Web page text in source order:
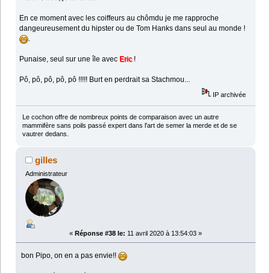
En ce moment avec les coiffeurs au chômdu je me rapproche
dangeureusement du hipster ou de Tom Hanks dans seul au monde !
.
Punaise, seul sur une île avec Eric!
Pô, pô, pô, pô, pô !!!!! Burt en perdrait sa Stachmou...
IP archivée
Le cochon offre de nombreux points de comparaison avec un autre
mammifère sans poils passé expert dans l'art de semer la merde et de se
vautrer dedans.
gilles
Administrateur
« Réponse #38 le: 11 avril 2020 à 13:54:03 »
bon Pipo, on en a pas envie!!